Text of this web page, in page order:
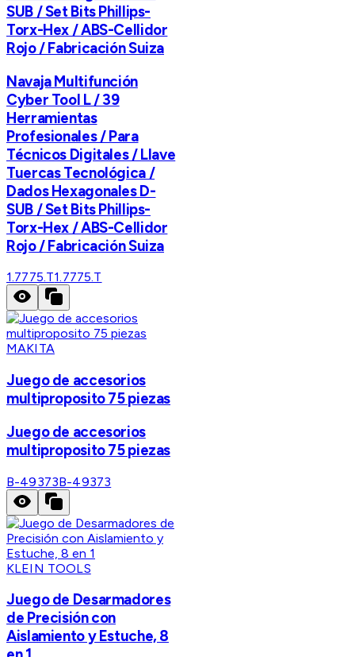
SUB / Set Bits Phillips-
Torx-Hex / ABS-Cellidor
Rojo / Fabricación Suiza
Navaja Multifunción
Cyber Tool L / 39
Herramientas
Profesionales / Para
Técnicos Digitales / Llave
Tuercas Tecnológica /
Dados Hexagonales D-
SUB / Set Bits Phillips-
Torx-Hex / ABS-Cellidor
Rojo / Fabricación Suiza
1.7775.T1.7775.T
MAKITA
Juego de accesorios
multiproposito 75 piezas
Juego de accesorios
multiproposito 75 piezas
B-49373B-49373
KLEIN TOOLS
Juego de Desarmadores
de Precisión con
Aislamiento y Estuche, 8